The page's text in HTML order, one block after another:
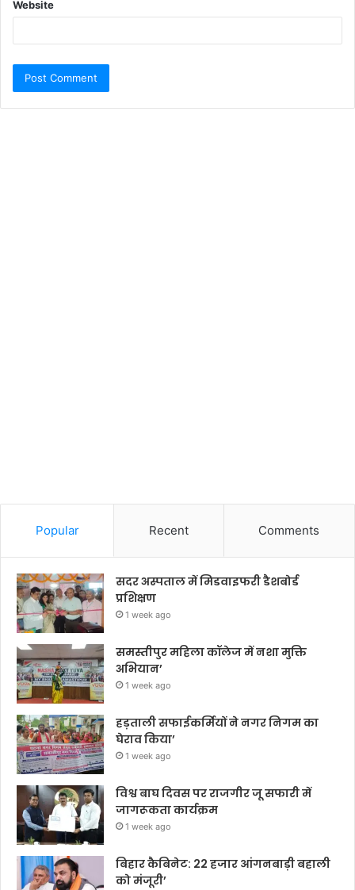
Website
Popular Recent Comments
सदर अस्पताल में मिडवाइफरी डैशबोर्ड
प्रशिक्षण
1 week ago
समस्तीपुर महिला कॉलेज में नशा मुक्ति
अभियान’
1 week ago
हड़ताली सफाईकर्मियों ने नगर निगम का
घेराव किया’
1 week ago
विश्व बाघ दिवस पर राजगीर जू सफारी में
जागरूकता कार्यक्रम
1 week ago
बिहार कैबिनेट: 22 हजार आंगनबाड़ी बहाली
को मंजूरी’